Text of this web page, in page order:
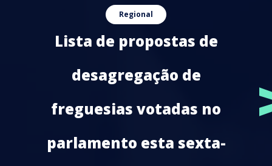
Regional
Lista de propostas de
desagregação de
freguesias votadas no
parlamento esta sexta-